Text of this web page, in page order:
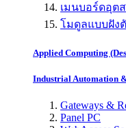
เมนบอร์ดอุต
โมดูลแบบฝัง
Applied Computing
Industrial Automation
Gateways &
Panel PC